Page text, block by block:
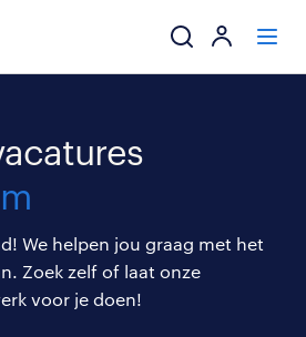
mijn carrière
over randstad
We helpen jou graag met het
Zoek zelf of laat onze
voor je doen!